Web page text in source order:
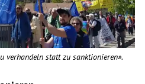
verhandeln statt zu sanktionieren».